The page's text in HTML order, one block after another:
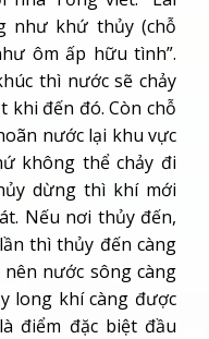
như khứ thủy (chỗ
ôm ấp hữu tình”.
thì nước sẽ chảy
khi đến đó. Còn chỗ
nước lại khu vực
không thể chảy đi
dừng thì khí mới
Nếu nơi thủy đến,
thì thủy đến càng
nước sông càng
long khí càng được
điểm đặc biệt đầu